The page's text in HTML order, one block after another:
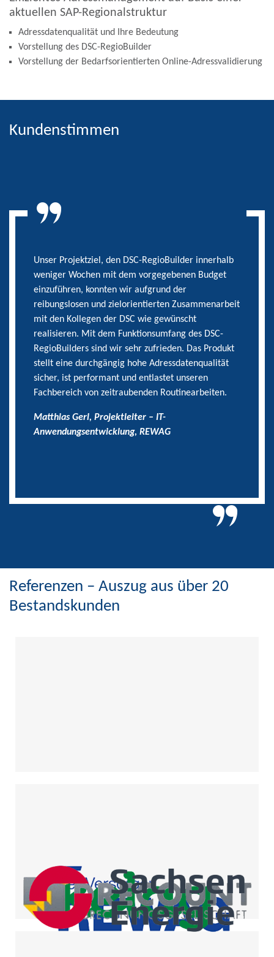
aktuellen SAP-Regionalstruktur
Adressdatenqualität und Ihre Bedeutung
Vorstellung des DSC-RegioBuilder
Vorstellung der Bedarfsorientierten Online-Adressvalidierung
Kundenstimmen
Referenzen – Auszug aus über 20
Bestandskunden